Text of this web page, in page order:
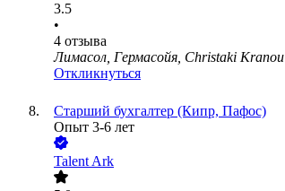
3.5
•
4 отзыва
Лимасол, Гермасойя, Christaki Kranou
Откликнуться
Старший бухгалтер (Кипр, Пафос)
Опыт 3-6 лет
Talent Ark